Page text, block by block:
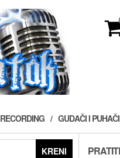
RECORDING GUDAČI I PUHAČI
KRENI